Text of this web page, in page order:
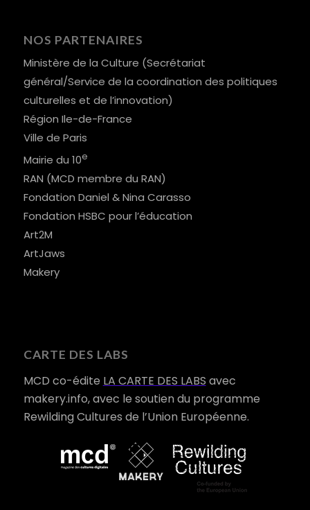
NOS PARTENAIRES
Ministère de la Culture (Secrétariat
général/Service de la coordination des politiques
culturelles et de l’innovation)
Région Ile-de-France
Ville de Paris
Mairie du 10e
RAN (MCD membre du RAN)
Fondation Daniel & Nina Carasso
Fondation HSBC pour l’éducation
Art2M
ArtJaws
Makery
CARTE DES LABS
MCD co-édite LA CARTE DES LABS avec
makery.info, avec le soutien du programme
Rewilding Cultures de l’Union Européenne.